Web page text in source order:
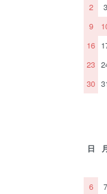
2
3
9
16
23
30
日
6
7